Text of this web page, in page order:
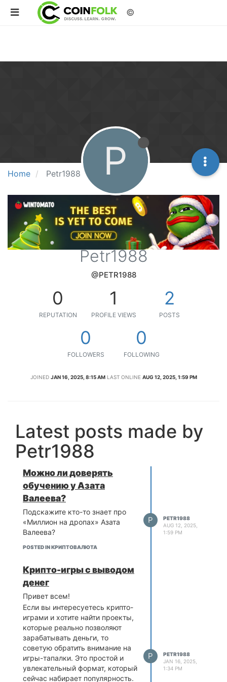
©
Home Petr1988 P
Petr1988
@PETR1988
0
REPUTATION
1
PROFILE VIEWS
2
POSTS
0
FOLLOWERS
0
FOLLOWING
JOINED JAN 16, 2025, 8:15 AM LAST ONLINE AUG 12, 2025, 1:59 PM
Latest posts made by
Petr1988
Можно ли доверять
обучению у Азата
Валеева?
Подскажите кто-то знает про
«Миллион на дропах» Азата
Валеева?
POSTED IN КРИПТОВАЛЮТА
P
PETR1988
AUG 12, 2025,
1:59 PM
Крипто-игры с выводом
денег
Привет всем!
Если вы интересуетесь крипто-
играми и хотите найти проекты,
которые реально позволяют
зарабатывать деньги, то
советую обратить внимание на
игры-тапалки. Это простой и
увлекательный формат, который
сейчас набирает популярность.
P
PETR1988
JAN 16, 2025,
1:34 PM